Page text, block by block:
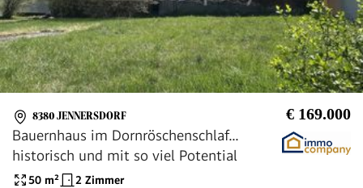
8380 JENNERSDORF € 169.000
Bauernhaus im Dornröschenschlaf...
historisch und mit so viel Potential
50 m² 2 Zimmer